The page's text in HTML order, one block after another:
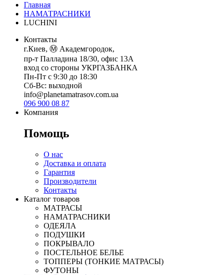
Главная
НАМАТРАСНИКИ
LUCHINI
Контакты
г.Киев, Ⓜ️ Академгородок,
пр-т Палладина 18/30, офис 13А
вход со стороны УКРГАЗБАНКА
Пн-Пт с 9:30 до 18:30
Сб-Вс: выходной
info@planetamatrasov.com.ua
096 900 08 87
Компания
Помощь
О нас
Доставка и оплата
Гарантия
Производители
Контакты
Каталог товаров
МАТРАСЫ
НАМАТРАСНИКИ
ОДЕЯЛА
ПОДУШКИ
ПОКРЫВАЛО
ПОСТЕЛЬНОЕ БЕЛЬЕ
ТОППЕРЫ (ТОНКИЕ МАТРАСЫ)
ФУТОНЫ